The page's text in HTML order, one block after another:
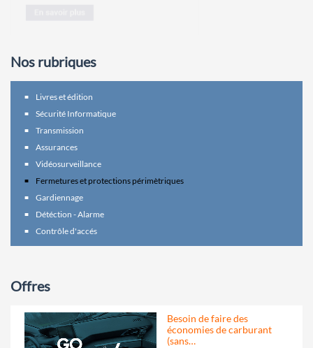
Nos rubriques
Livres et édition
Sécurité Informatique
Transmission
Assurances
Vidéosurveillance
Fermetures et protections périmètriques
Gardiennage
Détéction - Alarme
Contrôle d'accés
Offres
Besoin de faire des
économies de carburant
(sans…